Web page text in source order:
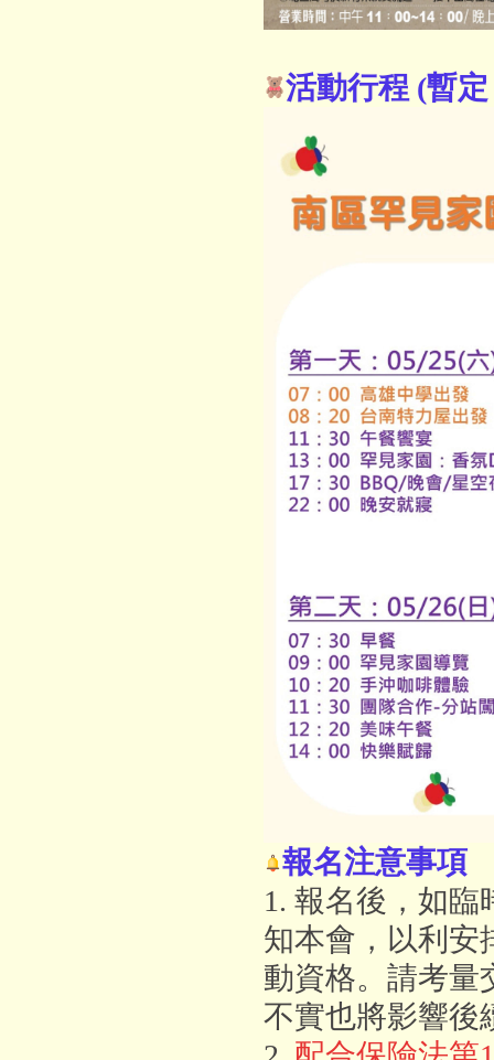
活動行程 (暫
報名注意事項
1. 報名後，如臨
知本會，以利安
動資格。請考量
不實也將影響後